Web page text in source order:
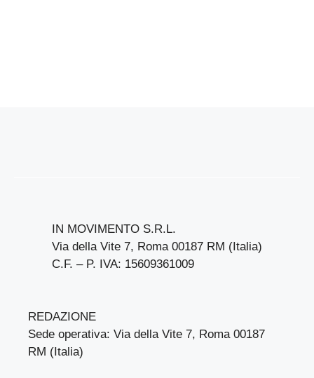
IN MOVIMENTO S.R.L.
Via della Vite 7, Roma 00187 RM (Italia)
C.F. – P. IVA: 15609361009
REDAZIONE
Sede operativa: Via della Vite 7, Roma 00187
RM (Italia)